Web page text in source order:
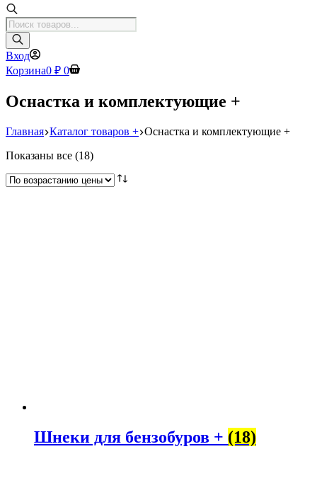
Поиск
товаров
Вход
Корзина0 ₽ 0
Оснастка и комплектующие +
Главная Каталог товаров + Оснастка и комплектующие +
Показаны все (18)Цены:
возрастанию
Шнеки для бензобуров + (18)